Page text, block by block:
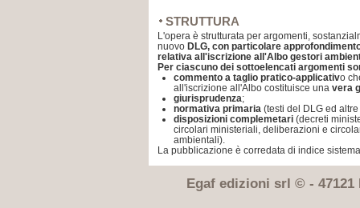
STRUTTURA
L'opera è strutturata per argomenti,
nuovo DLG, con particolare
relativa all'iscrizione all'Albo gestori
Per ciascuno dei sottoelencati argomenti
commento a taglio pratico-applicativo
all'iscrizione all'Albo costituisce una vera
giurisprudenza;
normativa primaria (testi del DLG ed
disposizioni complemetari (decreti
circolari ministeriali, deliberazioni e
ambientali).
La pubblicazione è corredata di indice
Egaf edizioni srl © - 47121